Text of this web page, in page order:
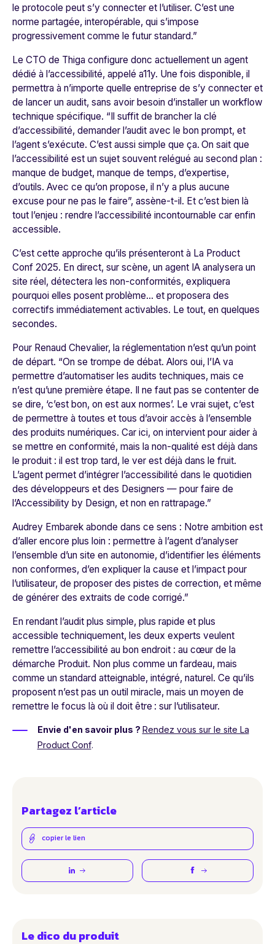
le protocole peut s’y connecter et l’utiliser. C’est une
norme partagée, interopérable, qui s’impose
progressivement comme le futur standard.”
Le CTO de Thiga configure donc actuellement un agent
dédié à l’accessibilité, appelé a11y. Une fois disponible, il
permettra à n’importe quelle entreprise de s’y connecter et
de lancer un audit, sans avoir besoin d’installer un workflow
technique spécifique. “Il suffit de brancher la clé
d’accessibilité, demander l’audit avec le bon prompt, et
l’agent s’exécute. C’est aussi simple que ça. On sait que
l’accessibilité est un sujet souvent relégué au second plan :
manque de budget, manque de temps, d’expertise,
d’outils. Avec ce qu’on propose, il n’y a plus aucune
excuse pour ne pas le faire”, assène-t-il. Et c’est bien là
tout l’enjeu : rendre l’accessibilité incontournable car enfin
accessible.
C’est cette approche qu’ils présenteront à La Product
Conf 2025. En direct, sur scène, un agent IA analysera un
site réel, détectera les non-conformités, expliquera
pourquoi elles posent problème… et proposera des
correctifs immédiatement activables. Le tout, en quelques
secondes.
Pour Renaud Chevalier, la réglementation n’est qu’un point
de départ. “On se trompe de débat. Alors oui, l’IA va
permettre d’automatiser les audits techniques, mais ce
n’est qu’une première étape. Il ne faut pas se contenter de
se dire, ‘c’est bon, on est aux normes’. Le vrai sujet, c’est
de permettre à toutes et tous d’avoir accès à l’ensemble
des produits numériques. Car ici, on intervient pour aider à
se mettre en conformité, mais la non-qualité est déjà dans
le produit : il est trop tard, le ver est déjà dans le fruit.
L’agent permet d’intégrer l’accessibilité dans le quotidien
des développeurs et des Designers — pour faire de
l’Accessibility by Design, et non en rattrapage.”
Audrey Embarek abonde dans ce sens : Notre ambition est
d’aller encore plus loin : permettre à l’agent d’analyser
l’ensemble d’un site en autonomie, d’identifier les éléments
non conformes, d’en expliquer la cause et l’impact pour
l’utilisateur, de proposer des pistes de correction, et même
de générer des extraits de code corrigé.”
En rendant l’audit plus simple, plus rapide et plus
accessible techniquement, les deux experts veulent
remettre l’accessibilité au bon endroit : au cœur de la
démarche Produit. Non plus comme un fardeau, mais
comme un standard atteignable, intégré, naturel. Ce qu’ils
proposent n’est pas un outil miracle, mais un moyen de
remettre le focus là où il doit être : sur l’utilisateur.
Envie d'en savoir plus ? Rendez vous sur le site La
Product Conf.
Partagez l’article
copier le lien
Le dico du produit